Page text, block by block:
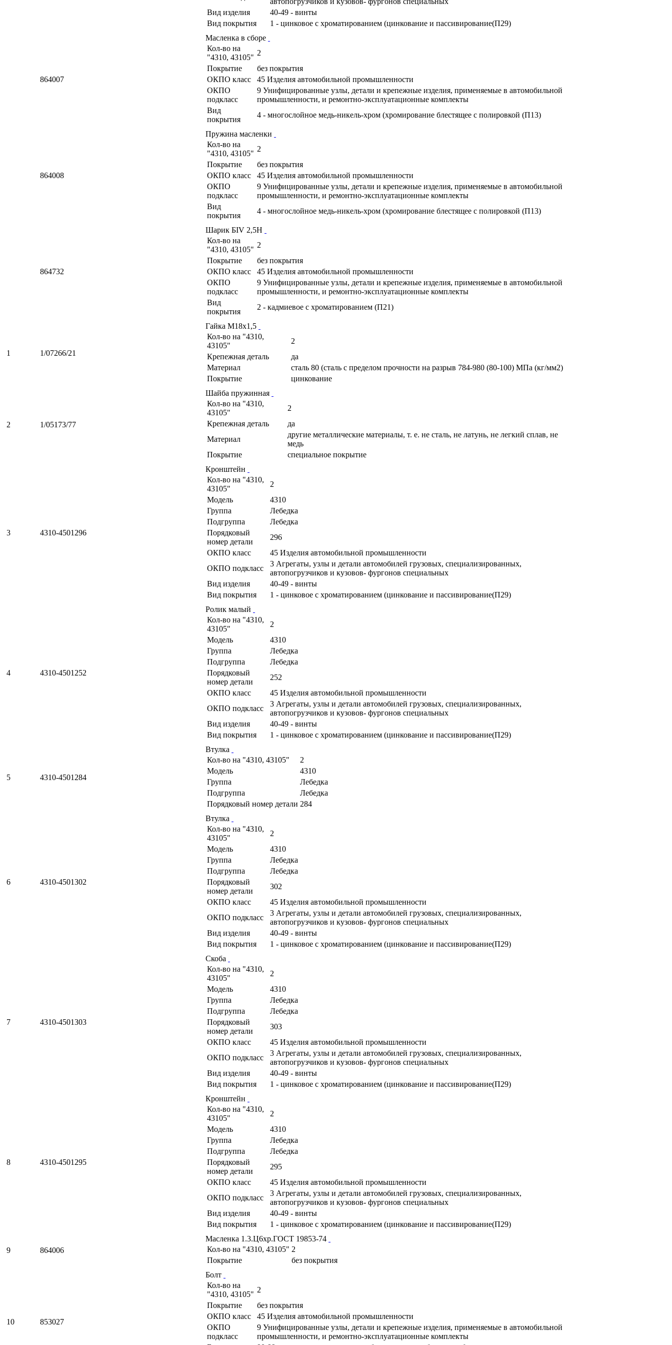
Вид изделия
40-49 - винты
Вид покрытия
1 - цинковое с хроматированием (цинкование и пассивирование(П29)
864007
Масленка в сборе
Кол-во на
"4310, 43105"
2
Покрытие
без покрытия
ОКПО класс
45 Изделия автомобильной промышленности
ОКПО
подкласс
9 Унифицированные узлы, детали и крепежные изделия, применяемые в автомобильной
промышленности, и ремонтно-эксплуатационные комплекты
Вид
покрытия
4 - многослойное медь-никель-хром (хромирование блестящее с полировкой (П13)
864008
Пружина масленки
Кол-во на
"4310, 43105"
2
Покрытие
без покрытия
ОКПО класс
45 Изделия автомобильной промышленности
ОКПО
подкласс
9 Унифицированные узлы, детали и крепежные изделия, применяемые в автомобильной
промышленности, и ремонтно-эксплуатационные комплекты
Вид
покрытия
4 - многослойное медь-никель-хром (хромирование блестящее с полировкой (П13)
864732
Шарик БIV 2,5Н
Кол-во на
"4310, 43105"
2
Покрытие
без покрытия
ОКПО класс
45 Изделия автомобильной промышленности
ОКПО
подкласс
9 Унифицированные узлы, детали и крепежные изделия, применяемые в автомобильной
промышленности, и ремонтно-эксплуатационные комплекты
Вид
покрытия
2 - кадмиевое с хроматированием (П21)
1 1/07266/21
Гайка М18х1,5
Кол-во на "4310,
43105"
2
Крепежная деталь
да
Материал
сталь 80 (сталь с пределом прочности на разрыв 784-980 (80-100) МПа (кг/мм2)
Покрытие
цинкование
2 1/05173/77
Шайба пружинная
Кол-во на "4310,
43105"
2
Крепежная деталь
да
Материал
другие металлические материалы, т. е. не сталь, не латунь, не легкий сплав, не
медь
Покрытие
специальное покрытие
3 4310-4501296
Кронштейн
Кол-во на "4310,
43105"
2
Модель
4310
Группа
Лебедка
Подгруппа
Лебедка
Порядковый
номер детали
296
ОКПО класс
45 Изделия автомобильной промышленности
ОКПО подкласс
3 Агрегаты, узлы и детали автомобилей грузовых, специализированных,
автопогрузчиков и кузовов- фургонов специальных
Вид изделия
40-49 - винты
Вид покрытия
1 - цинковое с хроматированием (цинкование и пассивирование(П29)
4 4310-4501252
Ролик малый
Кол-во на "4310,
43105"
2
Модель
4310
Группа
Лебедка
Подгруппа
Лебедка
Порядковый
номер детали
252
ОКПО класс
45 Изделия автомобильной промышленности
ОКПО подкласс
3 Агрегаты, узлы и детали автомобилей грузовых, специализированных,
автопогрузчиков и кузовов- фургонов специальных
Вид изделия
40-49 - винты
Вид покрытия
1 - цинковое с хроматированием (цинкование и пассивирование(П29)
5 4310-4501284
Втулка
Кол-во на "4310, 43105"
2
Модель
4310
Группа
Лебедка
Подгруппа
Лебедка
Порядковый номер детали 284
6 4310-4501302
Втулка
Кол-во на "4310,
43105"
2
Модель
4310
Группа
Лебедка
Подгруппа
Лебедка
Порядковый
номер детали
302
ОКПО класс
45 Изделия автомобильной промышленности
ОКПО подкласс
3 Агрегаты, узлы и детали автомобилей грузовых, специализированных,
автопогрузчиков и кузовов- фургонов специальных
Вид изделия
40-49 - винты
Вид покрытия
1 - цинковое с хроматированием (цинкование и пассивирование(П29)
7 4310-4501303
Скоба
Кол-во на "4310,
43105"
2
Модель
4310
Группа
Лебедка
Подгруппа
Лебедка
Порядковый
номер детали
303
ОКПО класс
45 Изделия автомобильной промышленности
ОКПО подкласс
3 Агрегаты, узлы и детали автомобилей грузовых, специализированных,
автопогрузчиков и кузовов- фургонов специальных
Вид изделия
40-49 - винты
Вид покрытия
1 - цинковое с хроматированием (цинкование и пассивирование(П29)
8 4310-4501295
Кронштейн
Кол-во на "4310,
43105"
2
Модель
4310
Группа
Лебедка
Подгруппа
Лебедка
Порядковый
номер детали
295
ОКПО класс
45 Изделия автомобильной промышленности
ОКПО подкласс
3 Агрегаты, узлы и детали автомобилей грузовых, специализированных,
автопогрузчиков и кузовов- фургонов специальных
Вид изделия
40-49 - винты
Вид покрытия
1 - цинковое с хроматированием (цинкование и пассивирование(П29)
9 864006
Масленка 1.3.Ц6хр.ГОСТ 19853-74
Кол-во на "4310, 43105" 2
Покрытие
без покрытия
10 853027
Болт
Кол-во на
"4310, 43105"
2
Покрытие
без покрытия
ОКПО класс
45 Изделия автомобильной промышленности
ОКПО
подкласс
9 Унифицированные узлы, детали и крепежные изделия, применяемые в автомобильной
промышленности, и ремонтно-эксплуатационные комплекты